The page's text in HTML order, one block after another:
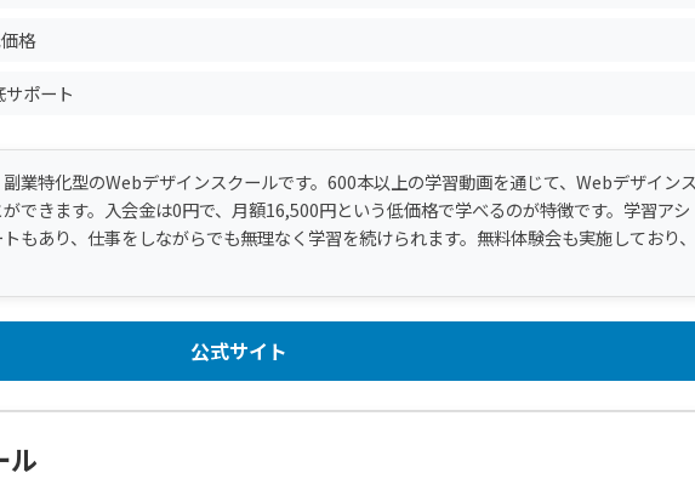
格
ポート
業特化型のWebデザインスクールです。600本以上の学習動画を通じて、Webデザイン
できます。入会金は0円で、月額16,500円という低価格で学べるのが特徴です。学習アシ
もあり、仕事をしながらでも無理なく学習を続けられます。無料体験会も実施しており、
公式サイト
ル